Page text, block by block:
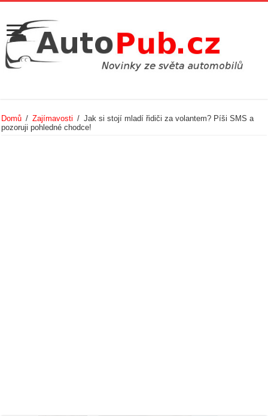
Domů / Zajímavosti / Jak si stojí mladí řidiči za volantem? Píši SMS a
pozoruji pohledné chodce!